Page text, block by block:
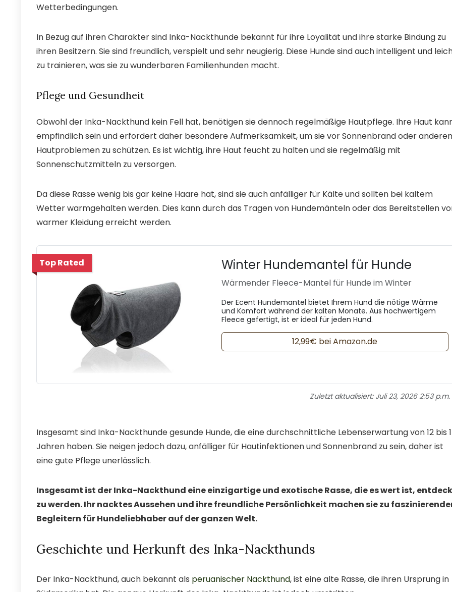
Wetterbedingungen.
In Bezug auf ihren Charakter sind Inka-Nackthunde bekannt für ihre Loyalität und ihre starke Bindung zu
ihren Besitzern. Sie sind freundlich, verspielt und sehr neugierig. Diese Hunde sind auch intelligent und
zu trainieren, was sie zu wunderbaren Familienhunden macht.
Pflege und Gesundheit
Obwohl der Inka-Nackthund kein Fell hat, benötigen sie dennoch regelmäßige Hautpflege. Ihre Haut
empfindlich sein und erfordert daher besondere Aufmerksamkeit, um sie vor Sonnenbrand oder anderen
Hautproblemen zu schützen. Es ist wichtig, ihre Haut feucht zu halten und sie regelmäßig mit
Sonnenschutzmitteln zu versorgen.
Da diese Rasse wenig bis gar keine Haare hat, sind sie auch anfälliger für Kälte und sollten bei kaltem
Wetter warmgehalten werden. Dies kann durch das Tragen von Hundemänteln oder das Bereitstellen
warmer Kleidung erreicht werden.
Top Rated Winter Hundemantel für Hunde
Wärmender Fleece-Mantel für Hunde im Winter
Der Ecent Hundemantel bietet Ihrem Hund die nötige Wärme
und Komfort während der kalten Monate. Aus hochwertigem
Fleece gefertigt, ist er ideal für jeden Hund.
12,99€ bei Amazon.de
Zuletzt aktualisiert: Juli 23, 2026 2:53 p.m.
Insgesamt sind Inka-Nackthunde gesunde Hunde, die eine durchschnittliche Lebenserwartung von 12 bis
Jahren haben. Sie neigen jedoch dazu, anfälliger für Hautinfektionen und Sonnenbrand zu sein, daher ist
eine gute Pflege unerlässlich.
Insgesamt ist der Inka-Nackthund eine einzigartige und exotische Rasse, die es wert ist,
zu werden. Ihr nacktes Aussehen und ihre freundliche Persönlichkeit machen sie zu
Begleitern für Hundeliebhaber auf der ganzen Welt.
Geschichte und Herkunft des Inka-Nackthunds
Der Inka-Nackthund, auch bekannt als peruanischer Nackthund, ist eine alte Rasse, die ihren Ursprung in